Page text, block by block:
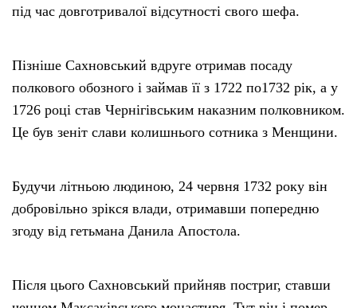
під час довготривалої відсутності свого шефа.
Пізніше Сахновський вдруге отримав посаду
полкового обозного і займав її з 1722 по1732 рік, а у
1726 році став Чернігівським наказним полковником.
Це був зеніт слави колишнього сотника з Менщини.
Будучи літньою людиною, 24 червня 1732 року він
добровільно зрікся влади, отримавши попередню
згоду від гетьмана Данила Апостола.
Після цього Сахновський прийняв постриг, ставши